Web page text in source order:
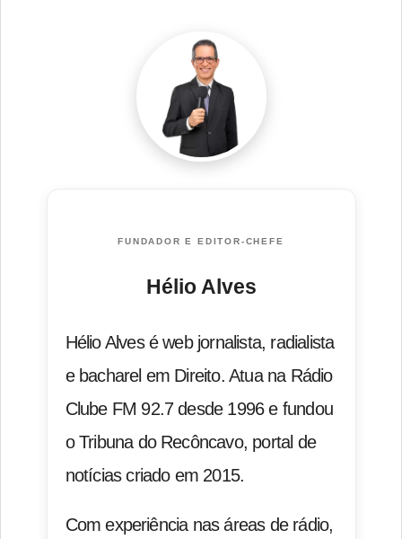
FUNDADOR E EDITOR-CHEFE
Hélio Alves
Hélio Alves é web jornalista, radialista
e bacharel em Direito. Atua na Rádio
Clube FM 92.7 desde 1996 e fundou
o Tribuna do Recôncavo, portal de
notícias criado em 2015.
Com experiência nas áreas de rádio,